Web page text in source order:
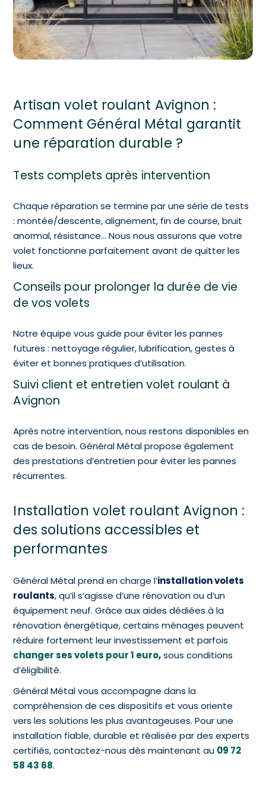
Artisan volet roulant Avignon :
Comment Général Métal garantit
une réparation durable ?
Tests complets après intervention
Chaque réparation se termine par une série de tests
: montée/descente, alignement, fin de course, bruit
anormal, résistance…Nous nous assurons que votre
volet fonctionne parfaitement avant de quitter les
lieux.
Conseils pour prolonger la durée de vie
de vos volets
Notre équipe vous guide pour éviter les pannes
futures : nettoyage régulier, lubrification, gestes à
éviter et bonnes pratiques d’utilisation.
Suivi client et entretien volet roulant à
Avignon
Après notre intervention, nous restons disponibles en
cas de besoin. Général Métal propose également
des prestations d’entretien pour éviter les pannes
récurrentes.
Installation volet roulant Avignon :
des solutions accessibles et
performantes
Général Métal prend en charge l’installation volets
roulants, qu’il s’agisse d’une rénovation ou d’un
équipement neuf.Grâce aux aides dédiées à la
rénovation énergétique, certains ménages peuvent
réduire fortement leur investissement et parfois
changer ses volets pour 1 euro,sous conditions
d’éligibilité.
Général Métal vous accompagne dans la
compréhension de ces dispositifs et vous oriente
vers les solutions les plus avantageuses.Pour une
installation fiable, durable et réalisée par des experts
certifiés, contactez-nous dès maintenant au 09 72
58 43 68.